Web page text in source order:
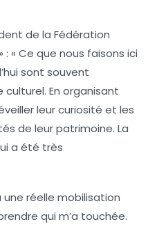
de la Fédération
: « Ce que nous faisons ici
sont souvent
En organisant
leur curiosité et les
de leur patrimoine. La
a été très
une réelle mobilisation
qui m’a touchée.